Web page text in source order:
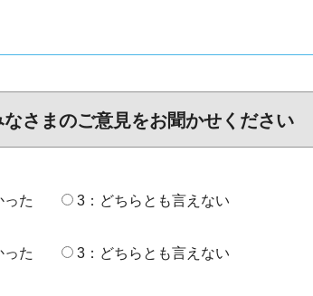
さまのご意見をお聞かせください
った
3：どちらとも言えない
った
3：どちらとも言えない